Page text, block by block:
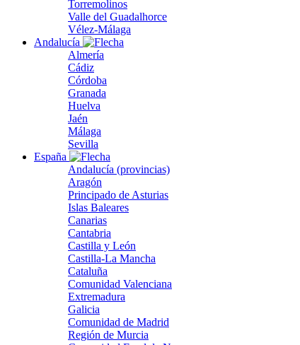
Torremolinos
Valle del Guadalhorce
Vélez-Málaga
Andalucía
Almería
Cádiz
Córdoba
Granada
Huelva
Jaén
Málaga
Sevilla
España
Andalucía (provincias)
Aragón
Principado de Asturias
Islas Baleares
Canarias
Cantabria
Castilla y León
Castilla-La Mancha
Cataluña
Comunidad Valenciana
Extremadura
Galicia
Comunidad de Madrid
Región de Murcia